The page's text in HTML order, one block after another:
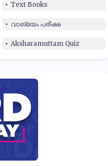
Text Books
വാങ്മയം പരീക്ഷ
Aksharamuttam Quiz